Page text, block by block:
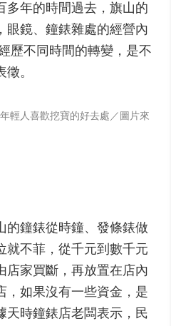
多年的時間過去，旗山的
眼鏡、鐘錶雜處的經營內
歷不同時間的轉變，是不
。
輕人喜歡挖寶的好去處／圖片來
的鐘錶從時鐘、發條錶做
就不菲，從千元到數千元
店家買斷，再放置在店內
，如果沒有一些資金，是
天時鐘錶店老闆表示，民